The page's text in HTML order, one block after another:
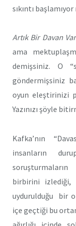
sıkıntı
Artık Bir Davan Var
ama
demişsiniz. O
göndermişsiniz
oyun eleştirinizi
Yazınızı şöyle
Kafka’nın
insanların
birbirini izlediği,
uydurulduğu bir
içe geçtiği bu